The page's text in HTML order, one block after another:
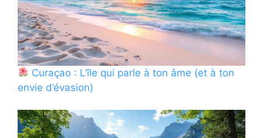
Curaçao : L’île qui parle à ton âme (et à ton
envie d’évasion)